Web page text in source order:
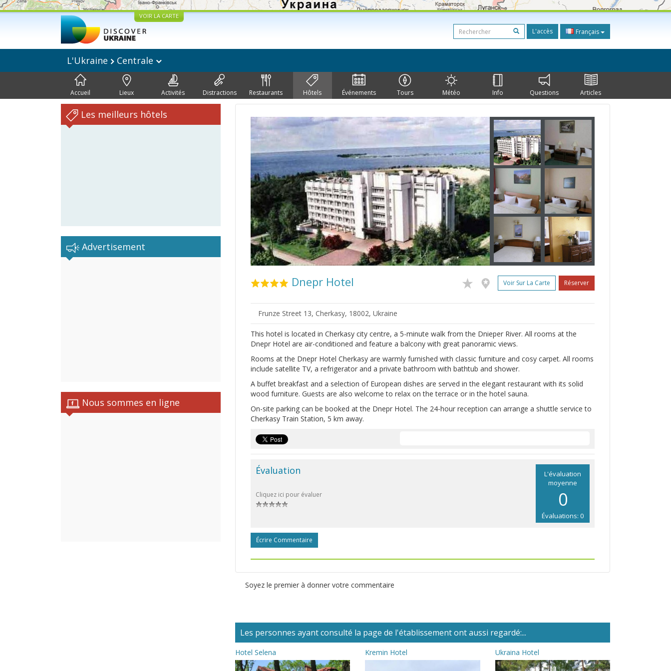
VOIR LA CARTE
L'accès Français
L'Ukraine Centrale
Accueil Lieux Activités Distractions Restaurants Hôtels Événements Tours Météo Info Questions Articles
Les meilleurs hôtels
Advertisement
Nous sommes en ligne
Dnepr Hotel Voir Sur La Carte Réserver
Frunze Street 13, Cherkasy, 18002, Ukraine
This hotel is located in Cherkasy city centre, a 5-minute walk from the Dnieper River. All rooms at the
Dnepr Hotel are air-conditioned and feature a balcony with great panoramic views.
Rooms at the Dnepr Hotel Cherkasy are warmly furnished with classic furniture and cosy carpet. All rooms
include satellite TV, a refrigerator and a private bathroom with bathtub and shower.
A buffet breakfast and a selection of European dishes are served in the elegant restaurant with its solid
wood furniture. Guests are also welcome to relax on the terrace or in the hotel sauna.
On-site parking can be booked at the Dnepr Hotel. The 24-hour reception can arrange a shuttle service to
Cherkasy Train Station, 5 km away.
L'évaluation
moyenne
0
Évaluations: 0
Évaluation
Cliquez ici pour évaluer
Écrire Commentaire
Soyez le premier à donner votre commentaire
Les personnes ayant consulté la page de l'établissement ont aussi regardé:...
Hotel Selena Kremin Hotel Ukraina Hotel